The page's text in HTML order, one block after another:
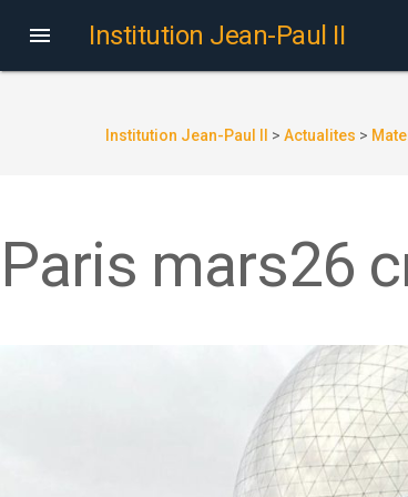
 Institution Jean-Paul II
Institution Jean-Paul II > Actualites >
Paris mars26